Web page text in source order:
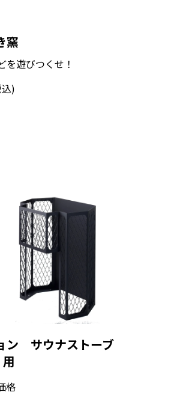
窯
を遊びつくせ！
)
ン サウナストーブ
格